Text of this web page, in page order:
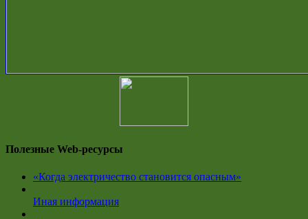
Полезные Web-ресурсы
«Когда электричество становится опасным»
Иная информация